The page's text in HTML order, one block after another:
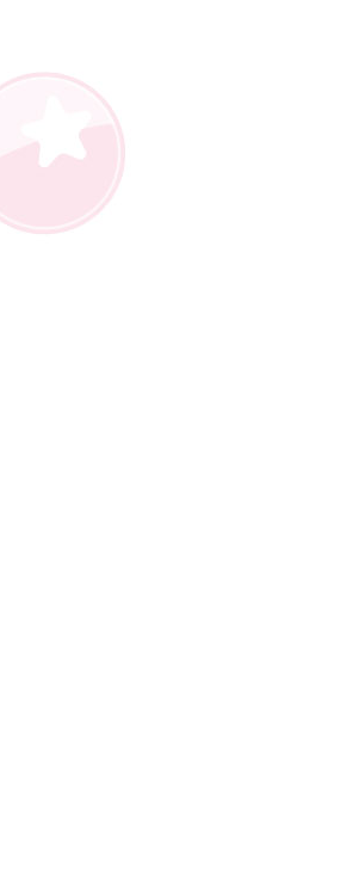
個別帳號之用戶狀況，依本公司
不足之情形，本公司將視審查
註冊。若發現惡意使用之情
戶之使用額度並採取法律行